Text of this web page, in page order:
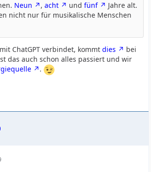
Neun ,acht undfünf
Jahre alt.
nicht nur für musikalische Menschen
ChatGPT verbindet, kommtdies
bei
das auch schon alles passiert und wir
.